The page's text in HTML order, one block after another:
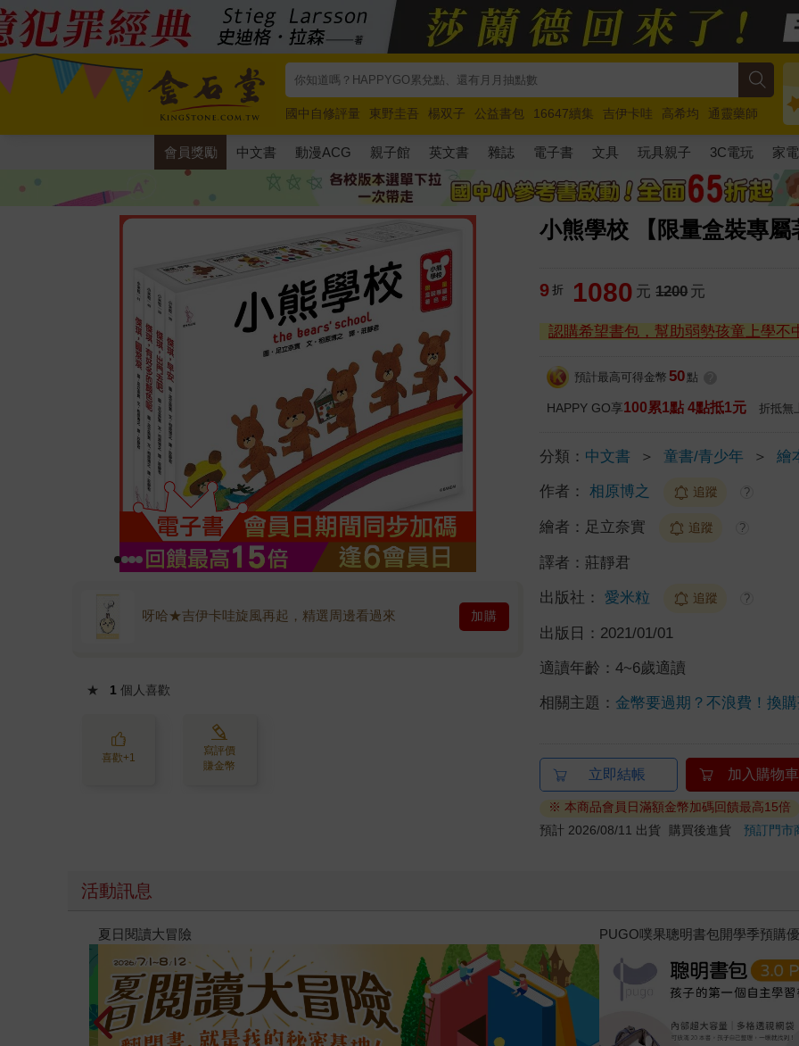
國中自修評量 東野圭吾 楊双子 公益書包 16647續集 吉伊卡哇 高希均
通靈藥師
唯紅花綻放
奧德賽 路邊攤新作 馬斯克 玩具總動員5 超慢跑
會員獎勵 中文書 動漫ACG 親子館 英文書 雜誌 電子書 文具 玩具親子 3C電玩 家電
小熊學校 【限量盒裝專屬
呀哈★吉伊卡哇旋風再起，精選周邊看過來 加購
★ 1 個人喜歡
喜歡+1
寫評價
賺金幣
9 折 1080 元 1200 元
認購希望書包，幫助弱勢孩童上學不
預計最高可得金幣 50 點
HAPPY GO享100累1點 4點抵1元 折抵無
分類： 中文書 ＞ 童書/青少年 ＞ 繪
作者： 相原博之 追蹤 ?
繪者： 足立奈實 追蹤 ?
譯者：莊靜君
出版社： 愛米粒 追蹤 ?
出版日： 2021/01/01
適讀年齡：4~6歲適讀
相關主題：金幣要過期？不浪費！換
立即結帳 加入購物車
※ 本商品會員日滿額金幣加碼回饋最高15倍
預計 2026/08/11 出貨
購買後進貨預訂門市
活動訊息
遠流童書展75折起 三采童書滿額送防水袋